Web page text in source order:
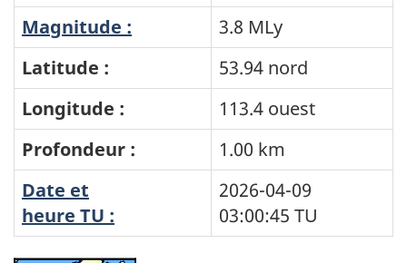
Magnitude :
3.8 MLy
Latitude :
53.94 nord
Longitude :
113.4 ouest
Profondeur :
1.00 km
Date et
heure TU :
2026-04-09
03:00:45 TU